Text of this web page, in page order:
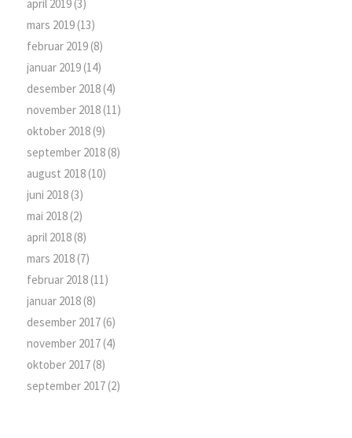
april 2019(3)
mars 2019(13)
februar 2019(8)
januar 2019(14)
desember 2018(4)
november 2018(11)
oktober 2018(9)
september 2018(8)
august 2018(10)
juni 2018(3)
mai 2018(2)
april 2018(8)
mars 2018(7)
februar 2018(11)
januar 2018(8)
desember 2017(6)
november 2017(4)
oktober 2017(8)
september 2017(2)